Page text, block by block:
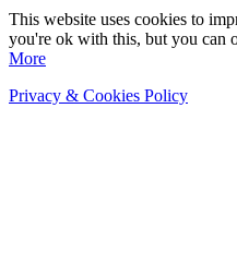
This website uses cookies to
you're ok with this, but you can
More
Privacy & Cookies Policy